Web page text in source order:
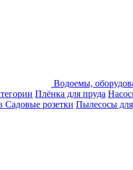
Водоемы,
Плёнка для пруда
Садовые розетки Пылесосы